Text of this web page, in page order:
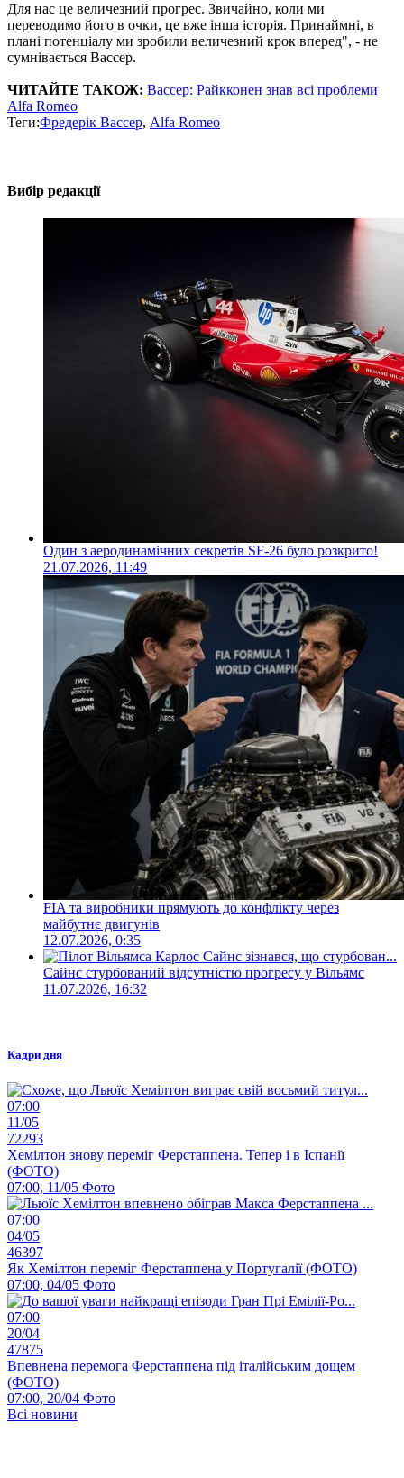
Для нас це величезний прогрес. Звичайно, коли ми
переводимо його в очки, це вже інша історія. Принаймні, в
плані потенціалу ми зробили величезний крок вперед", - не
сумнівається Вассер.
ЧИТАЙТЕ ТАКОЖ: Вассер: Райкконен знав всі проблеми
Alfa Romeo
Теги:Фредерік Вассер, Alfa Romeo
Вибір редакції
Один з аеродинамічних секретів SF-26 було розкрито!
21.07.2026, 11:49
FIA та виробники прямують до конфлікту через
майбутнє двигунів
12.07.2026, 0:35
Сайнс стурбований відсутністю прогресу у Вільямс
11.07.2026, 16:32
Кадри дня
07:00
11/05
72293
Хемілтон знову переміг Ферстаппена. Тепер і в Іспанії
(ФОТО)
07:00, 11/05 Фото
07:00
04/05
46397
Як Хемілтон переміг Ферстаппена у Португалії (ФОТО)
07:00, 04/05 Фото
07:00
20/04
47875
Впевнена перемога Ферстаппена під італійським дощем
(ФОТО)
07:00, 20/04 Фото
Всі новини